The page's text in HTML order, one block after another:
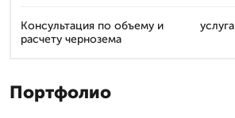
Консультация по объему и
расчету чернозема
услуга
Портфолио